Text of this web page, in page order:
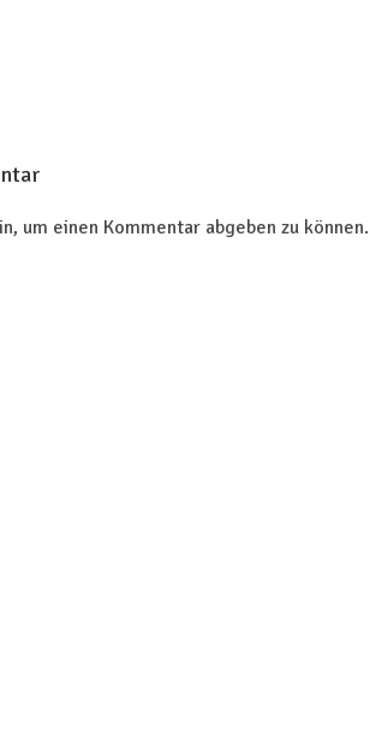
um einen Kommentar abgeben zu können.